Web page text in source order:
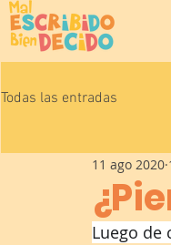
Todas las entradas
11 ago 2020
Luego de